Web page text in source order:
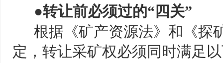
●转让前必须过的“ 四关”
根据《矿产资源法》和《探
定，转让采矿权必须同时满足